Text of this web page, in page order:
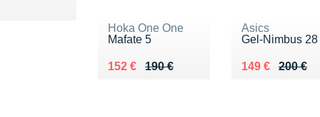
Hoka One One
Mafate 5
190 €
Au lieu de 190 €
152 €
Vendu 152 €
Asics
Gel-Nimbus
200 €
Au lieu de 200
149 €
Vendu 149 €